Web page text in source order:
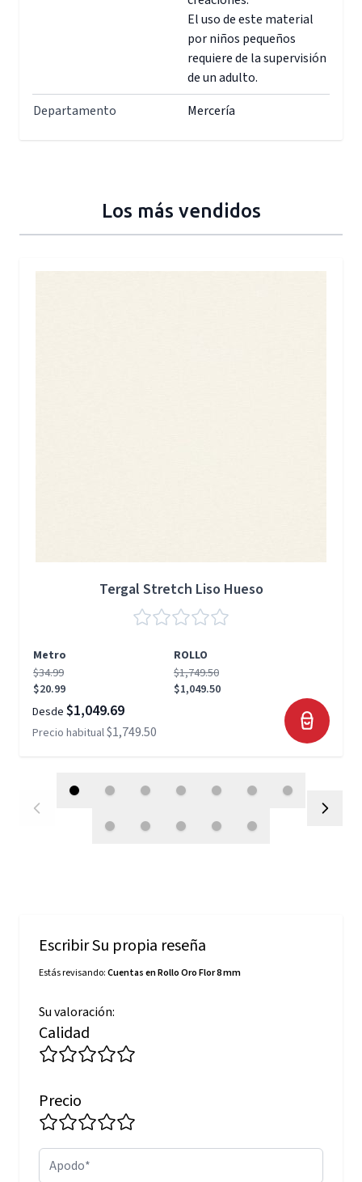
El uso de este material
por niños pequeños
requiere de la supervisión
de un adulto.
Departamento
Mercería
Los más vendidos
Tergal Stretch Liso Hueso
Metro
ROLLO
$34.99
$20.99
$1,749.50
$1,049.50
Desde $1,049.69
Precio habitual$1,749.50
Escribir Su propia reseña
Estás revisando:Cuentas en Rollo Oro Flor 8 mm
Su valoración:
Calidad
Precio
Apodo